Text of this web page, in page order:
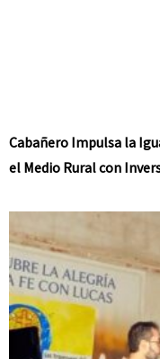
Cabañero Impulsa la
el Medio Rural con